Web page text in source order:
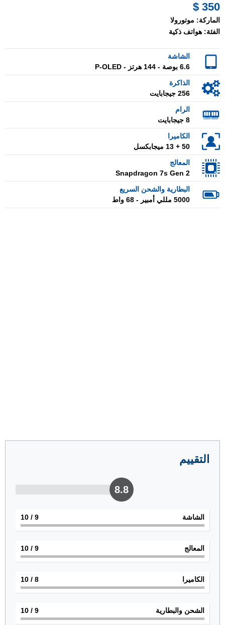
350 $
الماركة: موتورولا
الفئة: هواتف ذكية
الشاشة
6.6 بوصة - 144 هرتز - P-OLED
الذاكرة
256 جيجابايت
الرام
8 جيجابايت
الكاميرا
50 + 13 ميجابكسل
المعالج
Snapdragon 7s Gen 2
البطارية والشحن السريع
5000 مللي أمبير - 68 واط
التقييم
8.8
الشاشة 9
/ 10
المعالج 9
/ 10
الكاميرا 8
/ 10
الشحن والبطارية 9
/ 10